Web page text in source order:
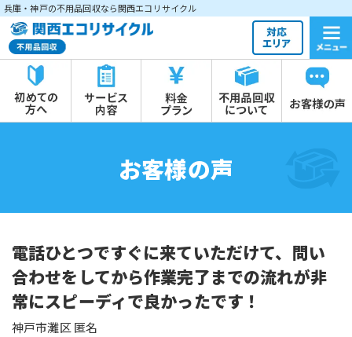
兵庫・神戸の不用品回収なら関西エコリサイクル
お客様の声
電話ひとつですぐに来ていただけて、問い
合わせをしてから作業完了までの流れが非
常にスピーディで良かったです！
神戸市灘区 匿名